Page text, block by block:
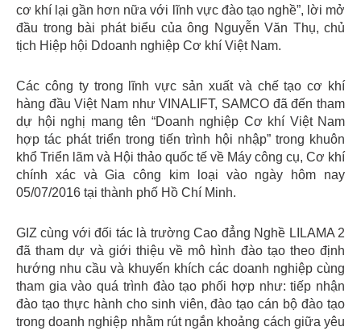
cơ khí lại gần hơn nữa với lĩnh vực đào tạo nghề”, lời mở
đầu trong bài phát biểu của ông Nguyễn Văn Thụ, chủ
tịch Hiệp hội Ddoanh nghiệp Cơ khí Việt Nam.
Các công ty trong lĩnh vực sản xuất và chế tạo cơ khí
hàng đầu Việt Nam như VINALIFT, SAMCO đã đến tham
dự hội nghị mang tên “Doanh nghiệp Cơ khí Việt Nam
hợp tác phát triển trong tiến trình hội nhập” trong khuôn
khổ Triển lãm và Hội thảo quốc tế về Máy công cụ, Cơ khí
chính xác và Gia công kim loại vào ngày hôm nay
05/07/2016 tại thành phố Hồ Chí Minh.
GIZ cùng với đối tác là trường Cao đẳng Nghề LILAMA 2
đã tham dự và giới thiệu về mô hình đào tạo theo định
hướng nhu cầu và khuyến khích các doanh nghiệp cùng
tham gia vào quá trình đào tạo phối hợp như: tiếp nhận
đào tạo thực hành cho sinh viên, đào tạo cán bộ đào tạo
trong doanh nghiệp nhằm rút ngắn khoảng cách giữa yêu